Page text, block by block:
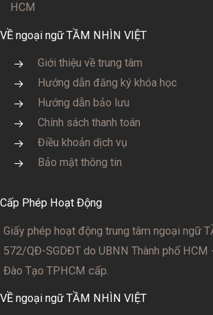
HCM
VỀ ngoại ngữ TẦM NHÌN VIỆT
Giới thiệu về trung tâm
Hướng dẫn đăng ký khóa học
Hướng dẫn bảo lưu
Chính sách thanh toán
Điều khoản dịch vụ
Bảo mật thông tin
Cấp Phép Hoạt Động
Giấy phép hoạt động trung tâm ngoại ngữ
572/QĐ-SGDĐT do UBNN Thành phố HCM
Đào Tạo TPHCM cấp.
VỀ ngoại ngữ TẦM NHÌN VIỆT